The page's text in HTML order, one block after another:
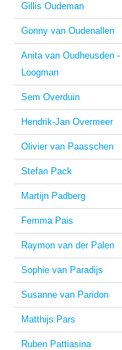
Gillis Oudeman
Gonny van Oudenallen
Anita van Oudheusden -
Loogman
Sem Overduin
Hendrik-Jan Overmeer
Olivier van Paasschen
Stefan Pack
Martijn Padberg
Femma Pais
Raymon van der Palen
Sophie van Paradijs
Susanne van Paridon
Matthijs Pars
Ruben Pattiasina